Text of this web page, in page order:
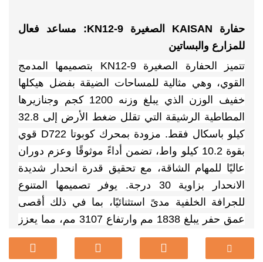
حفارة KAISAN الصغيرة KN12-9: مساعد فعال
للمزارع والبساتين
تتميز الحفارة الصغيرة KN12-9 بتصميمها المدمج
القوي، وهي مثالية للمساحات الضيقة بفضل هيكلها
خفيف الوزن الذي يبلغ وزنه 1200 كجم وجنازيرها
المطاطية الرشيقة التي تقلل ضغط الأرض إلى 32.8
كيلو باسكال فقط. مزودة بمحرك كوبوتا D722 قوي
بقوة 10.2 كيلو واط، تضمن أداءً موثوقًا وعزم دوران
عاليًا للمهام الشاقة، مع تحقيق قدرة انحدار شديدة
الانحدار بزاوية 30 درجة. يوفر تصميمها المتنوع
للجرافة الخلفية مدىً استثنائيًا، بما في ذلك أقصى
عمق حفر يبلغ 1838 مم وارتفاع 3107 مم، مما يعزز
الإنتاجية في مختلف التضاريس. يوفر نظامها
الهيدروليكي الفعال المزود بمضخات مزدوجة تشغيلًا